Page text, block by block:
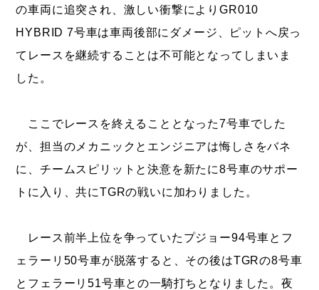
の車両に追突され、激しい衝撃によりGR010
HYBRID 7号車は車両後部にダメージ、ピットへ戻っ
てレースを継続することは不可能となってしまいま
した。
ここでレースを終えることとなった7号車でした
が、担当のメカニックとエンジニアは悔しさをバネ
に、チームスピリットと決意を新たに8号車のサポー
トに入り、共にTGRの戦いに加わりました。
レース前半上位を争っていたプジョー94号車とフ
ェラーリ50号車が脱落すると、その後はTGRの8号車
とフェラーリ51号車との一騎打ちとなりました。夜